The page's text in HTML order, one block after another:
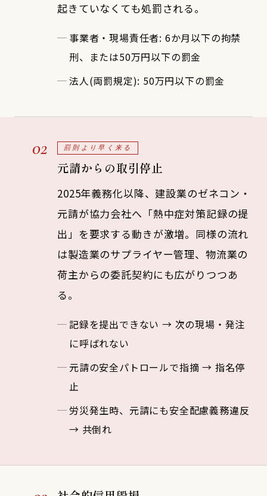
起きていなくても処罰される。
事業者・現場責任者: 6か月以下の拘禁
刑、または50万円以下の罰金
法人(両罰規定): 50万円以下の罰金
02 罰則より早く来る
元請からの取引停止
2025年義務化以降、建設業のゼネコン・
元請が協力会社へ「熱中症対策記録の提
出」を要求する動きが激増。同様の流れ
は製造業のサプライヤー管理、物流業の
荷主からの委託契約にも広がりつつあ
る。
記録を提出できない → 次の現場・発注
に呼ばれない
元請の安全パトロールで指摘 → 指名停
止
労災発生時、元請にも安全配慮義務違反
→ 共倒れ